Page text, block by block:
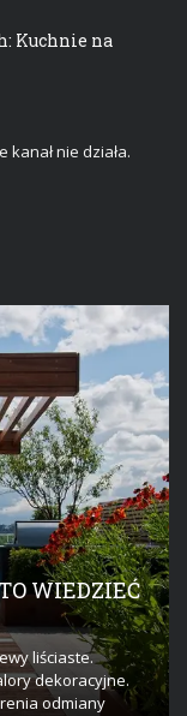
Kuchnie na
kanał nie działa.
WIEDZIEĆ
liściaste.
dekoracyjne.
odmiany